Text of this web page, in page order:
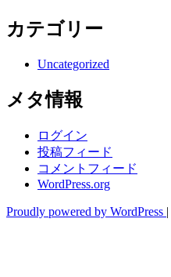
カテゴリー
Uncategorized
メタ情報
ログイン
投稿フィード
コメントフィード
WordPress.org
Proudly powered by WordPress |